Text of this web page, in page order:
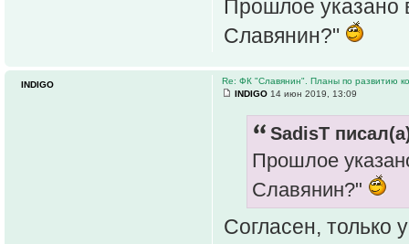
Прошлое указано
Славянин?"
Re: ФК "Славянин". Планы по развитию
INDIGO 14 июн 2019, 13:09
SadisT
Прошлое
Славянин?"
Согласен, только
INDIGO